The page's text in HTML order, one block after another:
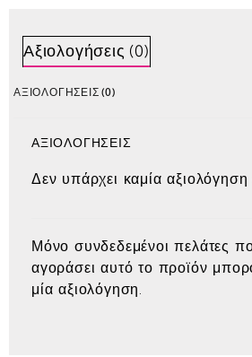
Αξιολογήσεις (0)
ΑΞΙΟΛΟΓΉΣΕΙΣ (0)
ΑΞΙΟΛΟΓΉΣΕΙΣ
Δεν υπάρχει καμία αξιολόγηση
Μόνο συνδεδεμένοι πελάτες
αγοράσει αυτό το προϊόν
μία αξιολόγηση.